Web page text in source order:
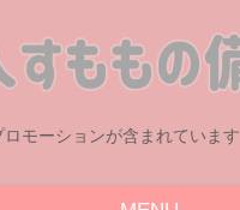
モーションが含まれています